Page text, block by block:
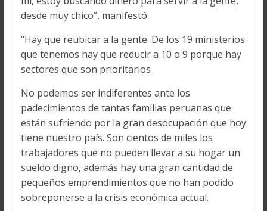
desde muy chico”, manifestó.
“Hay que reubicar a la gente. De los 19 ministerios
que tenemos hay que reducir a 10 o 9 porque hay
sectores que son prioritarios
No podemos ser indiferentes ante los
padecimientos de tantas familias peruanas que
están sufriendo por la gran desocupación que hoy
tiene nuestro país. Son cientos de miles los
trabajadores que no pueden llevar a su hogar un
sueldo digno, además hay una gran cantidad de
pequeños emprendimientos que no han podido
sobreponerse a la crisis económica actual.